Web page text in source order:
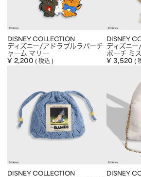
DISNEY COLLECTION
ディズニー/アドラブルラバーチ
ャーム マリー
¥ 2,200 税込
DISNEY
ディズニ
ポーチ ミ
¥ 3,520
DISNEY COLLECTION
DISNEY